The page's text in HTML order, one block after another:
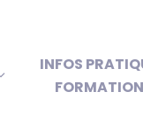
INFOS